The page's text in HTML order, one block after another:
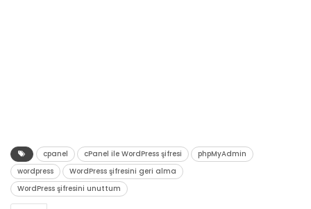
cpanel cPanel ile WordPress şifresi
phpMyAdmin
wordpress
WordPress şifresini geri alma
WordPress şifresini unuttum